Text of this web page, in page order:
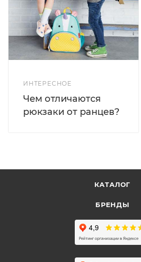
ИНТЕРЕСНОЕ
Чем отличаются
рюкзаки от ранцев?
КАТАЛОГ
БРЕНДЫ